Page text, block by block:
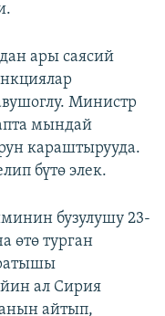
ары саясий
Министр
мындай
караштырууда.
бүтө элек.
бузулушу 23-
өтө турган
ал Сирия
айтып,